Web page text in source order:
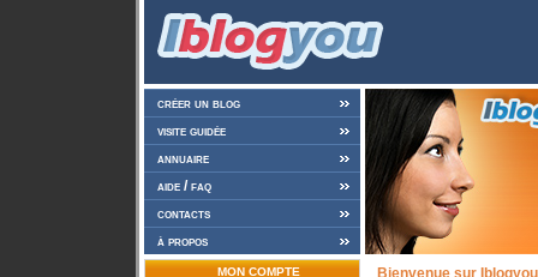
créer un blog
visite guidée
annuaire
aide / faq
contacts
à propos
MON COMPTE Bienvenue sur